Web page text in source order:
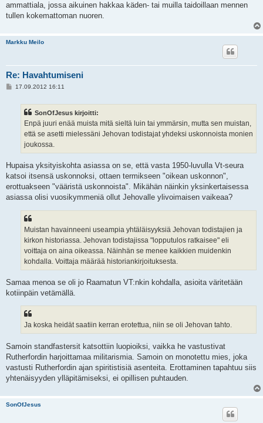
ammattiala, jossa aikuinen hakkaa käden- tai muilla taidoillaan mennen
tullen kokemattoman nuoren.
Markku Meilo
Re: Havahtumiseni
V17.09.2012 16:11
SonOfJesus kirjoitti:
Enpä juuri enää muista mitä sieltä luin tai ymmärsin, mutta sen muistan,
että se asetti mielessäni Jehovan todistajat yhdeksi uskonnoista monien
joukossa.
Hupaisa yksityiskohta asiassa on se, että vasta 1950-luvulla Vt-seura
katsoi itsensä uskonnoksi, ottaen termikseen "oikean uskonnon",
erottuakseen "vääristä uskonnoista". Mikähän näinkin yksinkertaisessa
asiassa olisi vuosikymmeniä ollut Jehovalle ylivoimaisen vaikeaa?
Muistan havainneeni useampia yhtäläisyyksiä Jehovan todistajien ja
kirkon historiassa. Jehovan todistajissa "lopputulos ratkaisee" eli
voittaja on aina oikeassa. Näinhän se menee kaikkien muidenkin
kohdalla. Voittaja määrää historiankirjoituksesta.
Samaa menoa se oli jo Raamatun VT:nkin kohdalla, asioita väritetään
kotiinpäin vetämällä.
Ja koska heidät saatiin kerran erotettua, niin se oli Jehovan tahto.
Samoin standfastersit katsottiin luopioiksi, vaikka he vastustivat
Rutherfordin harjoittamaa militarismia. Samoin on monotettu mies, joka
vastusti Rutherfordin ajan spiritistisiä asenteita. Erottaminen tapahtuu siis
yhtenäisyyden ylläpitämiseksi, ei opillisen puhtauden.
SonOfJesus